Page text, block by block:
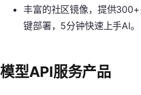
丰富的社区镜像，提供
键部署，5分钟快速上手AI。
模型API服务产品